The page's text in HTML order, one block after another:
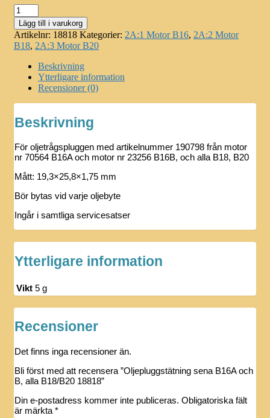
Oljepluggstätning
sena
B16A
och
B,
B18/B20
18818
mängd
Lägg till i varukorg
Artikelnr: 18818 Kategorier: 2A:1 Motor B16, 2A:2 Motor
B18, 2A:3 Motor B20
Beskrivning
Ytterligare information
Recensioner (0)
Beskrivning
För oljetrågspluggen med artikelnummer 190798 från motor
nr 70564 B16A och motor nr 23256 B16B, och alla B18, B20
Mått: 19,3×25,8×1,75 mm
Bör bytas vid varje oljebyte
Ingår i samtliga servicesatser
Ytterligare information
Vikt 5 g
Recensioner
Det finns inga recensioner än.
Bli först med att recensera ”Oljepluggstätning sena B16A och
B, alla B18/B20 18818”
Din e-postadress kommer inte publiceras. Obligatoriska fält
är märkta *